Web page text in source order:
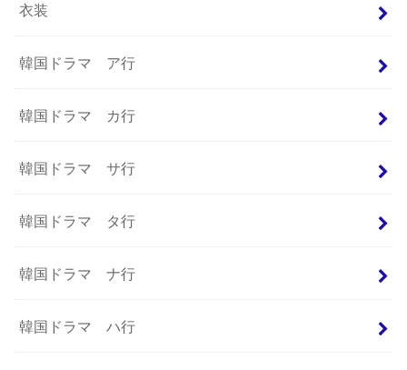
衣装
韓国ドラマ ア行
韓国ドラマ カ行
韓国ドラマ サ行
韓国ドラマ タ行
韓国ドラマ ナ行
韓国ドラマ ハ行